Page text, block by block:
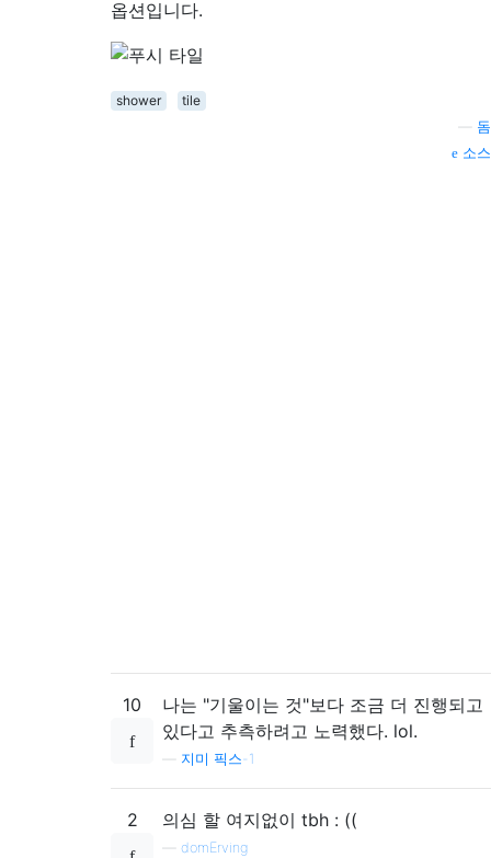
옵션입니다.
shower
tile
돔
소스
10
나는 "기울이는 것"보다 조금 더 진행되고
있다고 추측하려고 노력했다. lol.
지미 픽스-1
2 의심 할 여지없이 tbh : ((
domErving